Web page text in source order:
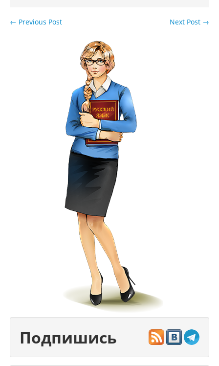
Next Post →
← Previous Post
Подпишись